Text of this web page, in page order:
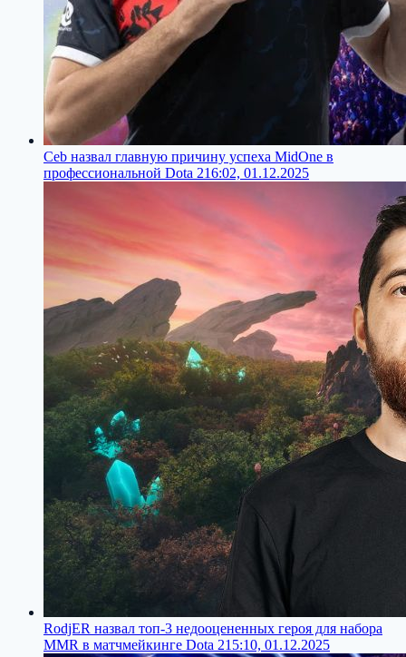
Ceb назвал главную причину успеха MidOne в
профессиональной Dota 216:02, 01.12.2025
RodjER назвал топ-3 недооцененных героя для набора
MMR в матчмейкинге Dota 215:10, 01.12.2025